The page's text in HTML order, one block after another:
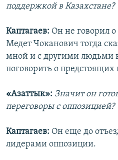
поддержкой в Казахстане?
Каптагаев: Он не говорил
Медет Чоканович тогда
мной и с другими людьми
поговорить о
«Азаттык»: Значит он
переговоры с оппозицией?
Каптагаев: Он еще до
лидерами оппозиции.